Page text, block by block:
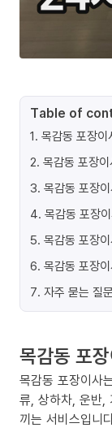
Table of
1. 목감동 포장이
2. 목감동 포장
3. 목감동 포장
4. 목감동 포장
5. 목감동 포장
6. 목감동 포장
7. 자주 묻는 질
목감동 포
목감동 포장이사
류, 상하차, 운반,
끼는 서비스입니